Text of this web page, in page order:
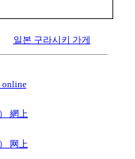
일본 구라시키 가게
online
網上
网上